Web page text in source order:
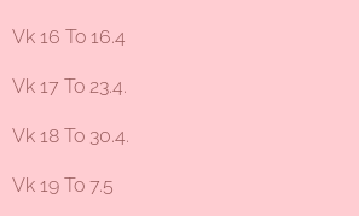
Vk 16 To 16.4
Vk 17 To 23.4.
Vk 18 To 30.4.
Vk 19 To 7.5